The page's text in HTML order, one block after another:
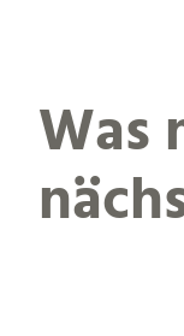
Was